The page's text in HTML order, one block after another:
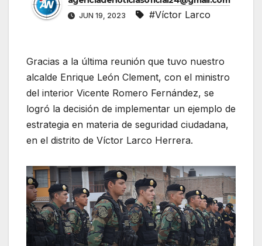
JUN 19, 2023 #Víctor Larco
Gracias a la última reunión que tuvo nuestro
alcalde Enrique León Clement, con el ministro
del interior Vicente Romero Fernández, se
logró la decisión de implementar un ejemplo de
estrategia en materia de seguridad ciudadana,
en el distrito de Víctor Larco Herrera.